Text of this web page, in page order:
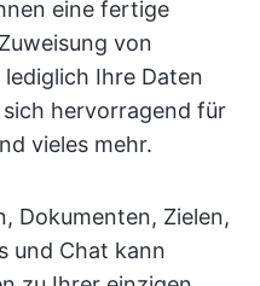
eine fertige
von
lediglich Ihre Daten
hervorragend für
vieles mehr.
Dokumenten, Zielen,
und Chat kann